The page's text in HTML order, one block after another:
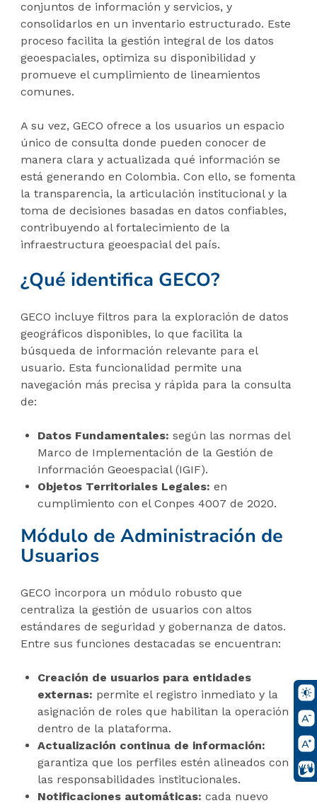
conjuntos de información y servicios, y
consolidarlos en un inventario estructurado. Este
proceso facilita la gestión integral de los datos
geoespaciales, optimiza su disponibilidad y
promueve el cumplimiento de lineamientos
comunes.
A su vez, GECO ofrece a los usuarios un espacio
único de consulta donde pueden conocer de
manera clara y actualizada qué información se
está generando en Colombia. Con ello, se fomenta
la transparencia, la articulación institucional y la
toma de decisiones basadas en datos confiables,
contribuyendo al fortalecimiento de la
infraestructura geoespacial del país.
¿Qué identifica GECO?
GECO incluye filtros para la exploración de datos
geográficos disponibles, lo que facilita la
búsqueda de información relevante para el
usuario. Esta funcionalidad permite una
navegación más precisa y rápida para la consulta
de:
Datos Fundamentales: según las normas del
Marco de Implementación de la Gestión de
Información Geoespacial (IGIF).
Objetos Territoriales Legales: en
cumplimiento con el Conpes 4007 de 2020.
Módulo de Administración de
Usuarios
GECO incorpora un módulo robusto que
centraliza la gestión de usuarios con altos
estándares de seguridad y gobernanza de datos.
Entre sus funciones destacadas se encuentran:
Creación de usuarios para entidades
externas: permite el registro inmediato y la
asignación de roles que habilitan la operación
dentro de la plataforma.
Actualización continua de información:
garantiza que los perfiles estén alineados con
las responsabilidades institucionales.
Notificaciones automáticas: cada nuevo